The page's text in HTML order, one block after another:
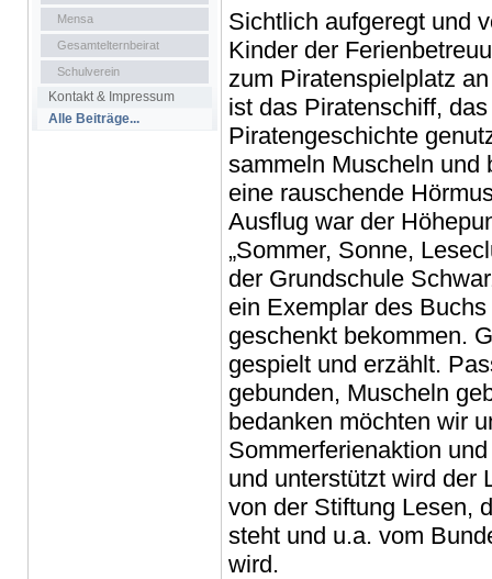
Mensa
Gesamtelternbeirat
Schulverein
Kontakt & Impressum
Alle Beiträge...
Sichtlich aufgeregt und
Kinder der
zum Piratenspielplatz
ist das Piratenschiff,
Piratengeschichte
sammeln Muscheln und
eine rauschende
Ausflug war der
„Sommer, Sonne,
der Grundschule
ein Exemplar des
geschenkt bekommen.
gespielt und erzählt.
gebunden, Muscheln
bedanken möchten wir
Sommerferienaktion
und unterstützt wird der
von der Stiftung Lesen,
steht und u.a. vom
wird.